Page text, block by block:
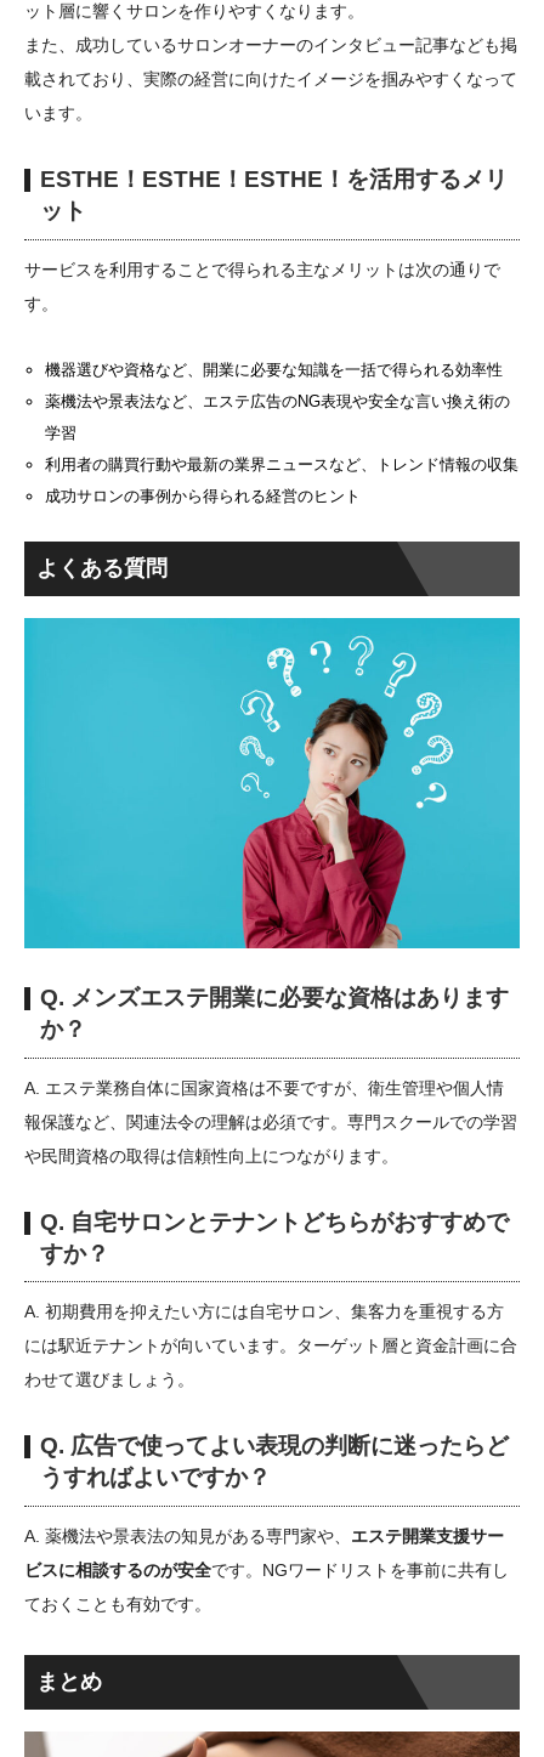
ット層に響くサロンを作りやすくなります。
また、成功しているサロンオーナーのインタビュー記事なども掲
載されており、実際の経営に向けたイメージを掴みやすくなって
います。
ESTHE！ESTHE！ESTHE！を活用するメリ
ット
サービスを利用することで得られる主なメリットは次の通りで
す。
機器選びや資格など、開業に必要な知識を一括で得られる効率性
薬機法や景表法など、エステ広告のNG表現や安全な言い換え術の
学習
利用者の購買行動や最新の業界ニュースなど、トレンド情報の収集
成功サロンの事例から得られる経営のヒント
よくある質問
Q. メンズエステ開業に必要な資格はあります
か？
A. エステ業務自体に国家資格は不要ですが、衛生管理や個人情
報保護など、関連法令の理解は必須です。専門スクールでの学習
や民間資格の取得は信頼性向上につながります。
Q. 自宅サロンとテナントどちらがおすすめで
すか？
A. 初期費用を抑えたい方には自宅サロン、集客力を重視する方
には駅近テナントが向いています。ターゲット層と資金計画に合
わせて選びましょう。
Q. 広告で使ってよい表現の判断に迷ったらど
うすればよいですか？
A. 薬機法や景表法の知見がある専門家や、 エステ開業支援サー
ビスに相談するのが安全です。NGワードリストを事前に共有し
ておくことも有効です。
まとめ